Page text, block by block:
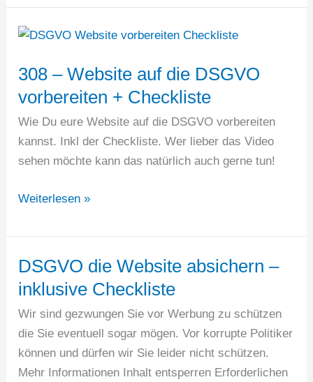
mit
einem
im
308 – Website auf die DSGVO
vorbereiten + Checkliste
Wie Du eure Website auf die DSGVO vorbereiten
kannst. Inkl der Checkliste. Wer lieber das Video
sehen möchte kann das natürlich auch gerne tun!
308
Website
auf
die
DSGVO
vorbereiten
+
Checkliste
Weiterlesen »
DSGVO die Website absichern –
inklusive Checkliste
Wir sind gezwungen Sie vor Werbung zu schützen
die Sie eventuell sogar mögen. Vor korrupte Politiker
können und dürfen wir Sie leider nicht schützen.
Mehr Informationen Inhalt entsperren Erforderlichen